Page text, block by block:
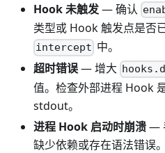
Hook 未触发— 确认
类型或 Hook 触发点是否
intercept 中。
超时错误— 增大
值。检查外部进程 Hook
stdout。
进程 Hook 启动时崩溃—
缺少依赖或存在语法错误。